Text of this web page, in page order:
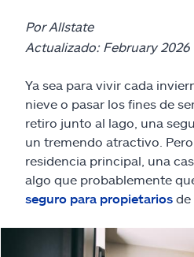
Seguros y más
Recursos
Reclamos
Asistencia y apoyo
Buscar agente
Por Allstate
Actualizado: February 2026
Ya sea para vivir cada
nieve o pasar los fines de
retiro junto al lago, una
un tremendo atractivo.
residencia principal, una
algo que probablemente
seguro para propietarios de